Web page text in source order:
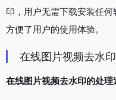
印，用户无需下载安装任
方便了用户的使用体验。
在线图片视频去水
在线图片视频去水印的处理